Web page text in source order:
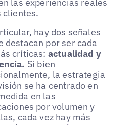
clientes.
hay dos señales
destacan por ser cada
críticas: actualidad y
Si bien
la estrategia
se ha centrado en
en las
por volumen y
cada vez hay más